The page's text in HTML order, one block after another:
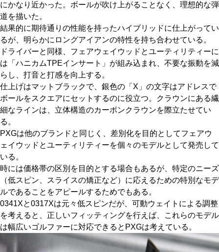
にかなり近かった。ボールが吹け上がることなく、理想的な弾
道を描いた。
結果的に期待通りの性能を持ったハイブリッドに仕上がってい
るが、明らかにロングアイアンの特性を持ち合わせている。
ドライバーと同様、フェアウェイウッドとユーティリティーに
は「ハニカムTPEインサート」が組み込まれ、不要な振動を減
らし、打音と打感を向上する。
仕上げはマットブラックで、銀色の「X」の文字はアドレスで
ボールをスクエアにセットするのに役立つ。クラウンにある繊
細なラインは、立体構造のカーボンクラウンを際立たせてい
る。
PXGは他のブランドと同じく、差別化を目的としてフェアウ
ェイウッドとユーティリティーを個々のモデルとして発売して
いる。
時には価格帯の区別を目的とする場合もあるが、特定のニーズ
（低スピン、スライスの矯正など）に応えるための特別なモデ
ルであることをアピールするためでもある。
0341Xと0317Xは元々低スピンだが、可動ウェイトによる調整
を考えると、正しいフィッティングを行えば、これらのモデル
は幅広いゴルファーに対応できるとPXGは考えている。